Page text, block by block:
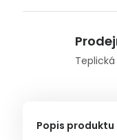
Popis produktu